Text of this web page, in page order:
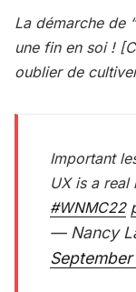
La démarche de
une fin en soi !
oublier de
Important
UX is a real
#WNMC22
— Nancy